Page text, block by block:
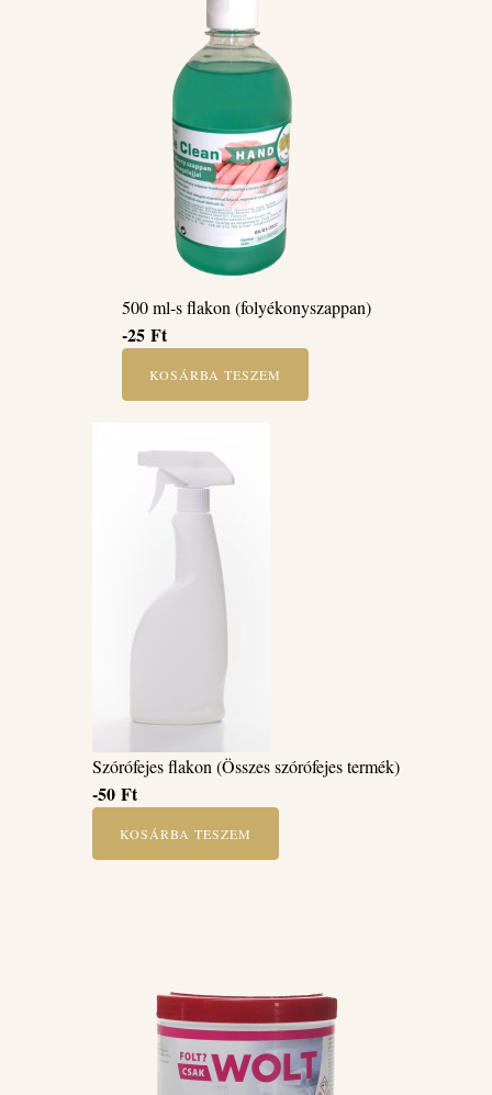
500 ml-s flakon (folyékonyszappan)
-25 Ft
KOSÁRBA TESZEM
Szórófejes flakon (Összes szórófejes termék)
-50 Ft
KOSÁRBA TESZEM